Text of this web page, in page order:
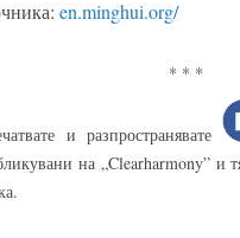
en.minghui.org/
* * *
и разпространявате
на „Clearharmony”